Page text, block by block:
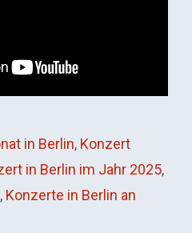
in Berlin, Konzert
in Berlin im Jahr 2025,
, Konzerte in Berlin an